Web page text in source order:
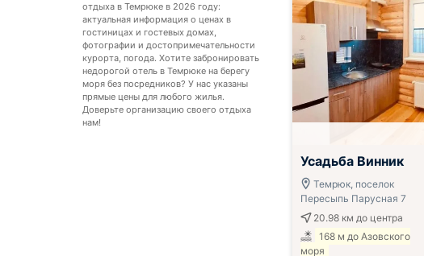
Усадьба Винник
Темрюк, поселок
Пересыпь Парусная 7
20.98 км до центра
168 м до Азовского
моря
отдыха в Темрюке в 2026 году:
актуальная информация о ценах в
гостиницах и гостевых домах,
фотографии и достопримечательности
курорта, погода. Хотите забронировать
недорогой отель в Темрюке на берегу
моря без посредников? У нас указаны
прямые цены для любого жилья.
Доверьте организацию своего отдыха
нам!